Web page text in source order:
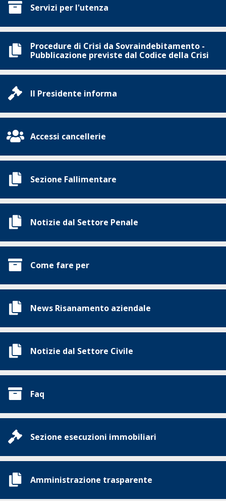
Servizi per l'utenza
Procedure di Crisi da Sovraindebitamento -
Pubblicazione previste dal Codice della Crisi
Il Presidente informa
Accessi cancellerie
Sezione Fallimentare
Notizie dal Settore Penale
Come fare per
News Risanamento aziendale
Notizie dal Settore Civile
Faq
Sezione esecuzioni immobiliari
Amministrazione trasparente